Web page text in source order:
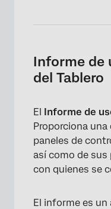
Informe de
del Tablero
El Informe de
Proporciona
paneles de
así como de
con quienes se
El informe es un